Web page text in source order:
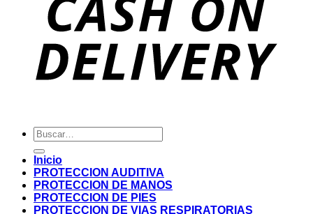
Buscar
por:
Inicio
PROTECCION AUDITIVA
PROTECCION DE MANOS
PROTECCION DE PIES
PROTECCION DE VIAS RESPIRATORIAS